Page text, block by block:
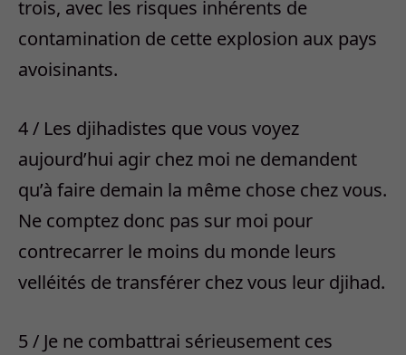
trois, avec les risques inhérents de
contamination de cette explosion aux pays
avoisinants.
4 / Les djihadistes que vous voyez
aujourd’hui agir chez moi ne demandent
qu’à faire demain la même chose chez vous.
Ne comptez donc pas sur moi pour
contrecarrer le moins du monde leurs
velléités de transférer chez vous leur djihad.
5 / Je ne combattrai sérieusement ces